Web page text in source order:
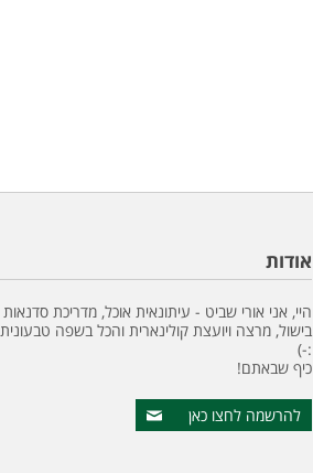
אודות
היי, אני אורי שביט - עיתונאית אוכל, מדריכת סדנאות
בישול, מרצה ויועצת קולינארית והכל בשפה טבעונית
:-)
כיף שבאתם!
להרשמה לחצו כאן